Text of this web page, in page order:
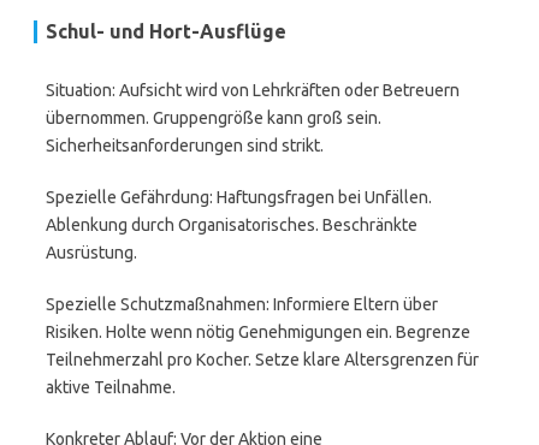
Schul- und Hort-Ausflüge
Situation: Aufsicht wird von Lehrkräften oder Betreuern
übernommen. Gruppengröße kann groß sein.
Sicherheitsanforderungen sind strikt.
Spezielle Gefährdung: Haftungsfragen bei Unfällen.
Ablenkung durch Organisatorisches. Beschränkte
Ausrüstung.
Spezielle Schutzmaßnahmen: Informiere Eltern über
Risiken. Holte wenn nötig Genehmigungen ein. Begrenze
Teilnehmerzahl pro Kocher. Setze klare Altersgrenzen für
aktive Teilnahme.
Konkreter Ablauf: Vor der Aktion eine